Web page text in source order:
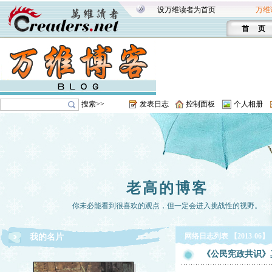
设万维读者为首页 万维
首 页
搜索>> 发表日志 控制面板 个人相册
老高的博客
你未必能看到很喜欢的观点，但一定会进入挑战性的视野。
我的名片 网络日志列表 【2013-06】
《公民宪政共识